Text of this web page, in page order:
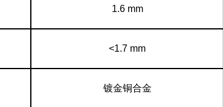
1.6 mm
<1.7 mm
镀金铜合金